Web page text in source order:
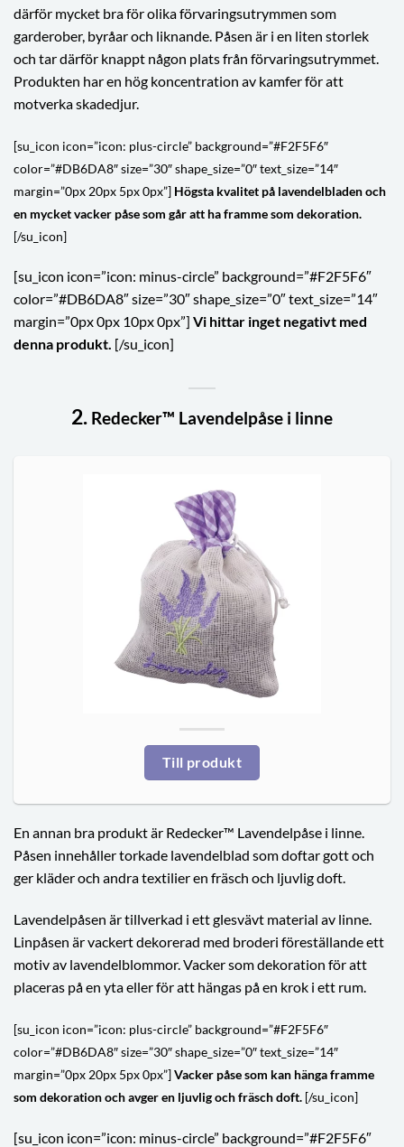
därför mycket bra för olika förvaringsutrymmen som
garderober, byråar och liknande. Påsen är i en liten storlek
och tar därför knappt någon plats från förvaringsutrymmet.
Produkten har en hög koncentration av kamfer för att
motverka skadedjur.
[su_icon icon=”icon: plus-circle” background=”#F2F5F6″
color=”#DB6DA8″ size=”30″ shape_size=”0″ text_size=”14″
margin=”0px 20px 5px 0px”]Högsta kvalitet på lavendelbladen och
en mycket vacker påse som går att ha framme som dekoration.
[/su_icon]
[su_icon icon=”icon: minus-circle” background=”#F2F5F6″
color=”#DB6DA8″ size=”30″ shape_size=”0″ text_size=”14″
margin=”0px 0px 10px 0px”] Vi hittar inget negativt med
denna produkt. [/su_icon]
2. Redecker™ Lavendelpåse i linne
En annan bra produkt är Redecker™ Lavendelpåse i linne.
Påsen innehåller torkade lavendelblad som doftar gott och
ger kläder och andra textilier en fräsch och ljuvlig doft.
Lavendelpåsen är tillverkad i ett glesvävt material av linne.
Linpåsen är vackert dekorerad med broderi föreställande ett
motiv av lavendelblommor. Vacker som dekoration för att
placeras på en yta eller för att hängas på en krok i ett rum.
[su_icon icon=”icon: plus-circle” background=”#F2F5F6″
color=”#DB6DA8″ size=”30″ shape_size=”0″ text_size=”14″
margin=”0px 20px 5px 0px”]Vacker påse som kan hänga framme
som dekoration och avger en ljuvlig och fräsch doft. [/su_icon]
[su_icon icon=”icon: minus-circle” background=”#F2F5F6″
Till produkt